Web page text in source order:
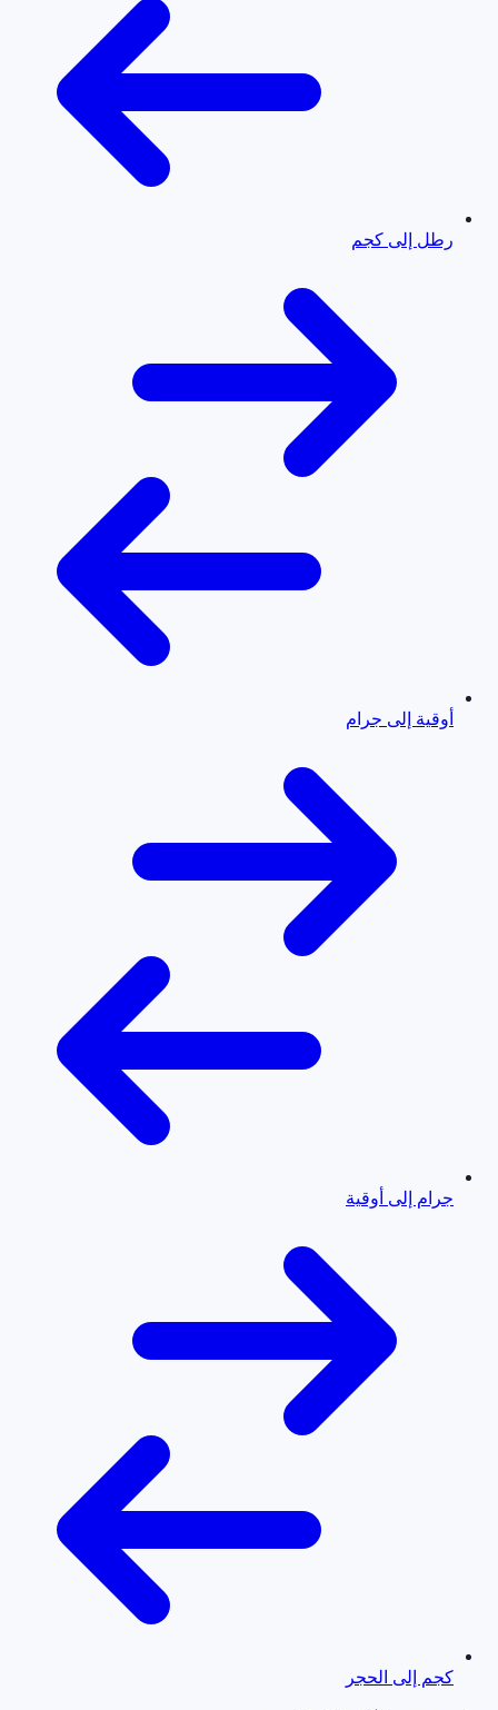
رطل إلى كجم
أوقية إلى جرام
جرام إلى أوقية
كجم إلى الحجر